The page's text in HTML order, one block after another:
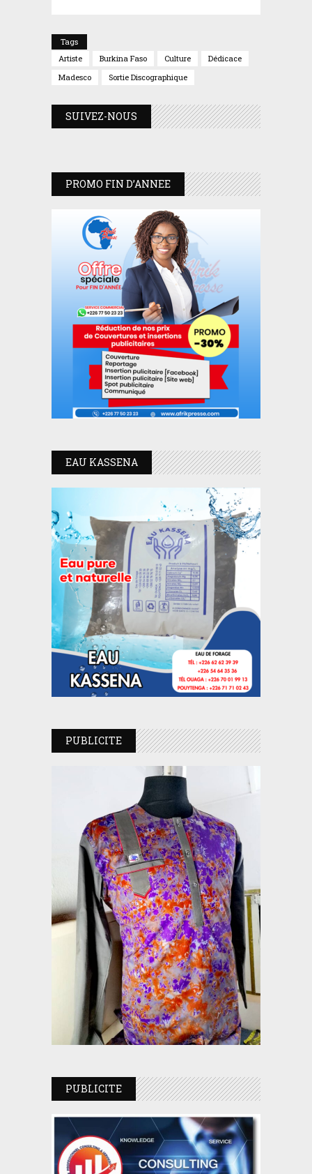
Tags
Artiste
Burkina Faso Culture
Dédicace
Madesco
Sortie Discographique
SUIVEZ-NOUS
PROMO FIN D’ANNEE
EAU KASSENA
PUBLICITE
PUBLICITE